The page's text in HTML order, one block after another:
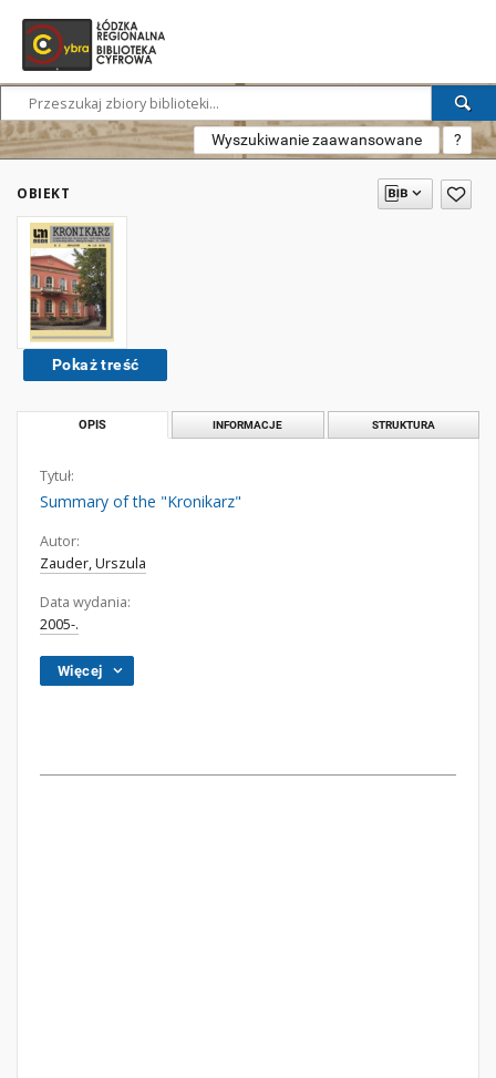
Wyszukiwanie zaawansowane ?
OBIEKT
Pokaż treść
OPIS INFORMACJE STRUKTURA
Tytuł:
Summary of the "Kronikarz"
Autor:
Zauder, Urszula
Data wydania:
2005-.
Więcej